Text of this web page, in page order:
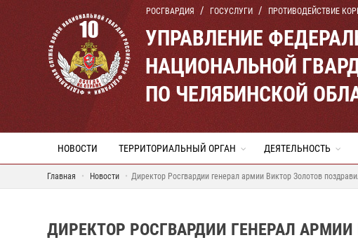
РОСГВАРДИЯ ГОСУСЛУГИ ПРОТИВОДЕЙСТВИЕ
УПРАВЛЕНИЕ
НАЦИОНАЛЬНОЙ
ПО ЧЕЛЯБИНСКОЙ
НОВОСТИ ТЕРРИТОРИАЛЬНЫЙ ОРГАН ДЕЯТЕЛЬНОСТЬ
Главная Новости Директор Росгвардии генерал армии Виктор Золотов
ДИРЕКТОР РОСГВАРДИИ ГЕНЕРАЛ